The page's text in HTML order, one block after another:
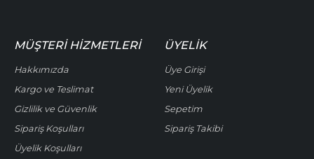
MÜŞTERI HIZMETLERI
Hakkımızda
Kargo ve Teslimat
Gizlilik ve Güvenlik
Sipariş Koşulları
Üyelik Koşulları
ÜYELIK
Üye Girişi
Yeni Üyelik
Sepetim
Sipariş Takibi